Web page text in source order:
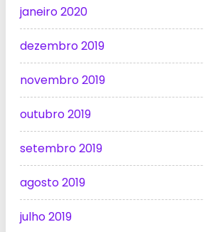
janeiro 2020
dezembro 2019
novembro 2019
outubro 2019
setembro 2019
agosto 2019
julho 2019